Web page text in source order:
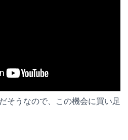
そうなので、この機会に買い足